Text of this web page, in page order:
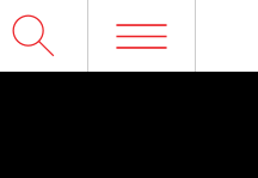
W m